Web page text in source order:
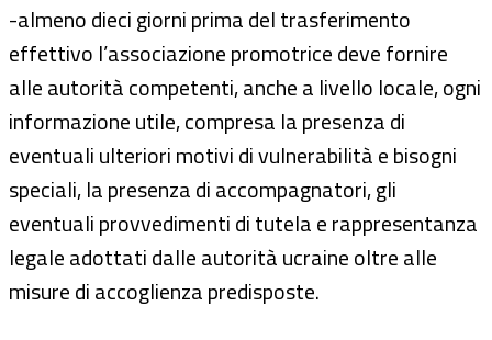
-almeno dieci giorni prima del trasferimento
effettivo l’associazione promotrice deve fornire
alle autorità competenti, anche a livello locale, ogni
informazione utile, compresa la presenza di
eventuali ulteriori motivi di vulnerabilità e bisogni
speciali, la presenza di accompagnatori, gli
eventuali provvedimenti di tutela e rappresentanza
legale adottati dalle autorità ucraine oltre alle
misure di accoglienza predisposte.